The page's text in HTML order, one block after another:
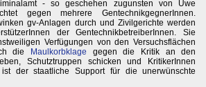
- so geschehen zugunsten von Uwe
gegen mehrere GentechnikgegnerInnen.
gv-Anlagen durch und Zivilgerichte werden
der GentechnikbetreiberInnen. Sie
Verfügungen von den Versuchsflächen
die
Maulkorbklage gegen die Kritik an den
Schutztruppen schicken und KritikerInnen
der staatliche Support für die unerwünschte